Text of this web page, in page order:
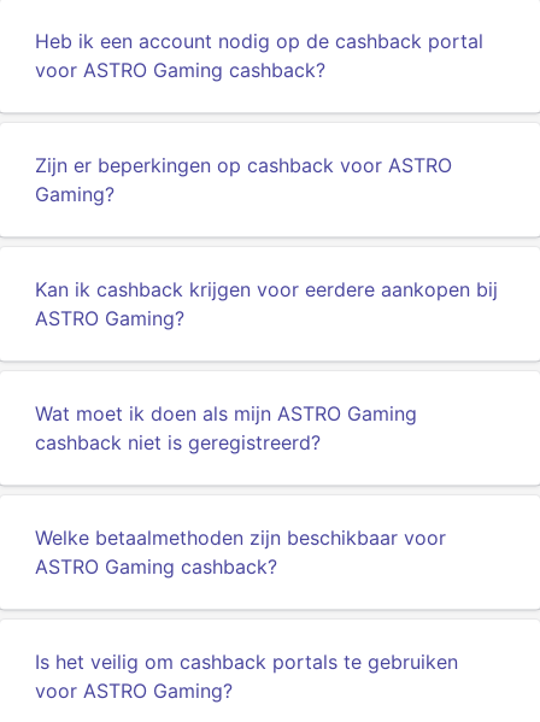
Heb ik een account nodig op de cashback portal
voor ASTRO Gaming cashback?
Zijn er beperkingen op cashback voor ASTRO
Gaming?
Kan ik cashback krijgen voor eerdere aankopen bij
ASTRO Gaming?
Wat moet ik doen als mijn ASTRO Gaming
cashback niet is geregistreerd?
Welke betaalmethoden zijn beschikbaar voor
ASTRO Gaming cashback?
Is het veilig om cashback portals te gebruiken
voor ASTRO Gaming?